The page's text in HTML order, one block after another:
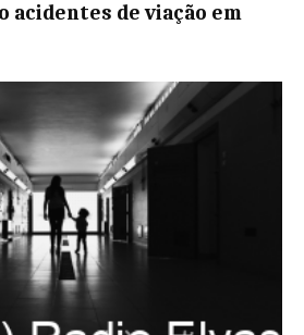
acidentes de viação em